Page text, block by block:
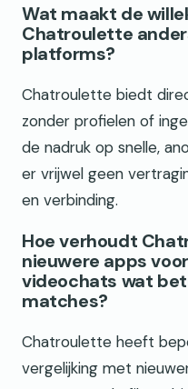
Wat maakt de
Chatroulette
platforms?
Chatroulette biedt
zonder profielen of
de nadruk op snelle,
er vrijwel geen
en verbinding.
Hoe verhoudt
nieuwere apps
videochats wat
matches?
Chatroulette heeft
vergelijking met